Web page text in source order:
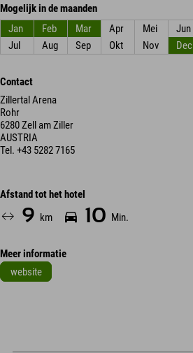
Mogelijk in de maanden
Jan
Feb Mar Apr Mei
Jun
Jul
Aug Sep Okt Nov Dec
Contact
Zillertal Arena
Rohr
6280 Zell am Ziller
AUSTRIA
Tel. +43 5282 7165
Afstand tot het hotel
9 km 10 Min.
Meer informatie
website